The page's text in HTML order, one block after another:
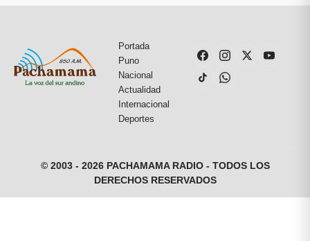
Portada
Puno
Nacional
Actualidad
Internacional
Deportes
© 2003 - 2026 PACHAMAMA RADIO - TODOS LOS
DERECHOS RESERVADOS